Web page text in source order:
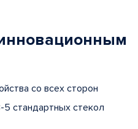
со всех сторон
5 стандартных стекол